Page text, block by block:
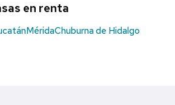
en renta
MéridaChuburna de Hidalgo